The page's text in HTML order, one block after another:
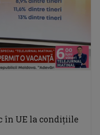
în UE la condițiile